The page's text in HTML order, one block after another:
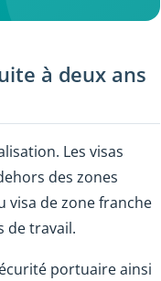
à deux ans
Les visas
des zones
visa de zone franche
de travail.
portuaire ainsi